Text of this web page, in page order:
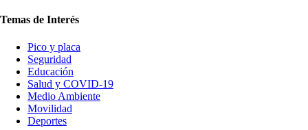
Temas de Interés
Pico y placa
Seguridad
Educación
Salud y COVID-19
Medio Ambiente
Movilidad
Deportes